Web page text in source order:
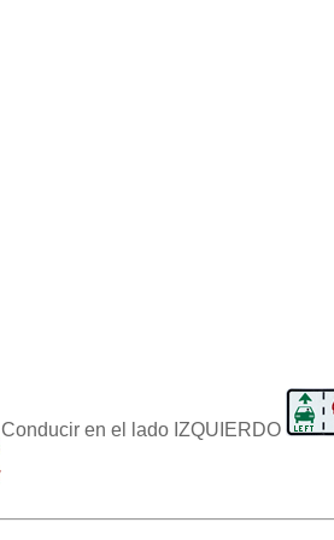
Conducir en el lado IZQUIERDO